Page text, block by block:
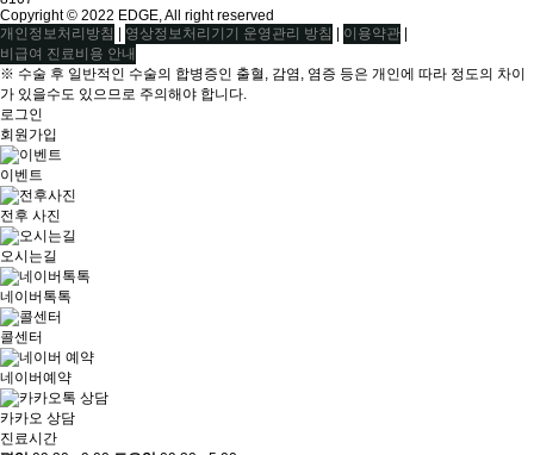
Copyright © 2022 EDGE, All right reserved
개인정보처리방침 | 영상정보처리기기 운영관리 방침 | 이용약관 |
비급여 진료비용 안내
※ 수술 후 일반적인 수술의 합병증인 출혈, 감염, 염증 등은 개인에 따라 정도의 차이
가 있을수도 있으므로 주의해야 합니다.
로그인
회원가입
이벤트
전후 사진
오시는길
네이버톡톡
콜센터
네이버예약
카카오 상담
진료시간